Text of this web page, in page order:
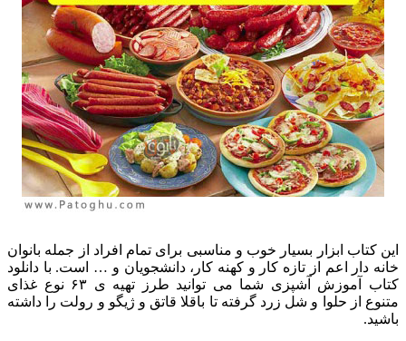
این کتاب ابزار بسیار خوب و مناسبی برای تمام افراد از جمله بانوان
خانه دار اعم از تازه کار و کهنه کار، دانشجویان و … است. با دانلود
کتاب آموزش آشپزی شما می توانید طرز تهیه ی ۶۳ نوع غذای
متنوع از حلوا و شل زرد گرفته تا باقلا قاتق و ژیگو و رولت را داشته
باشید.